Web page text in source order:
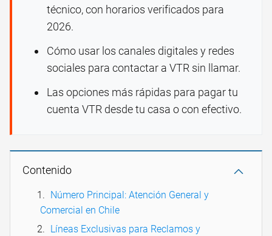
técnico, con horarios verificados para
2026.
Cómo usar los canales digitales y redes
sociales para contactar a VTR sin llamar.
Las opciones más rápidas para pagar tu
cuenta VTR desde tu casa o con efectivo.
Contenido
Número Principal: Atención General y
Comercial en Chile
Líneas Exclusivas para Reclamos y